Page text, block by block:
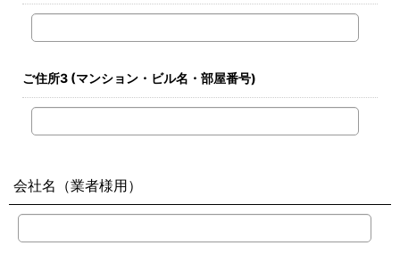
ご住所3 (マンション・ビル名・部屋番号)
会社名（業者様用）